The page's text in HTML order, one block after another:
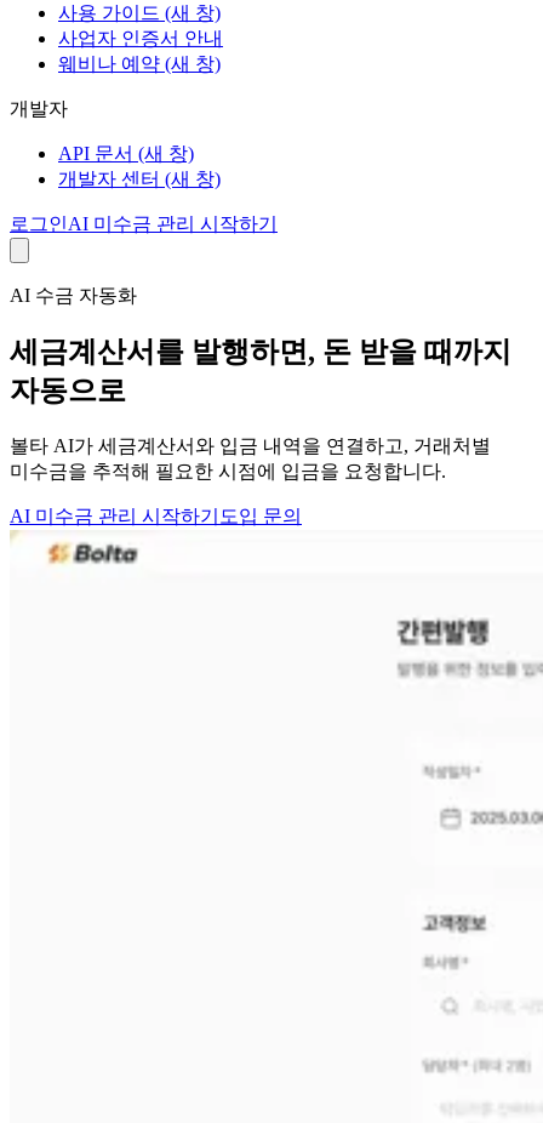
사용 가이드 (새 창)
사업자 인증서 안내
웨비나 예약 (새 창)
개발자
API 문서 (새 창)
개발자 센터 (새 창)
로그인AI 미수금 관리 시작하기
AI 수금 자동화
세금계산서를 발행하면, 돈 받을 때까지
자동으로
볼타 AI가 세금계산서와 입금 내역을 연결하고, 거래처별
미수금을 추적해 필요한 시점에 입금을 요청합니다.
AI 미수금 관리 시작하기 도입 문의